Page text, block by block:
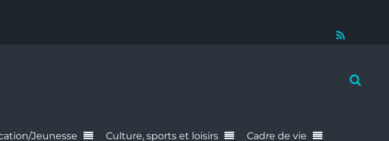
Jeunesse Culture, sports et loisirs Cadre de vie